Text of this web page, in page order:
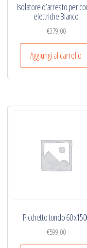
Isolatore d’arresto per
elettriche Bianco
€379,00
Aggiungi al carrello
Picchetto tondo 60
€599,00